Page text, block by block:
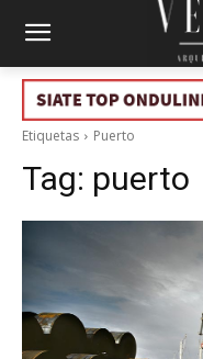
Etiquetas Puerto
Tag: puerto